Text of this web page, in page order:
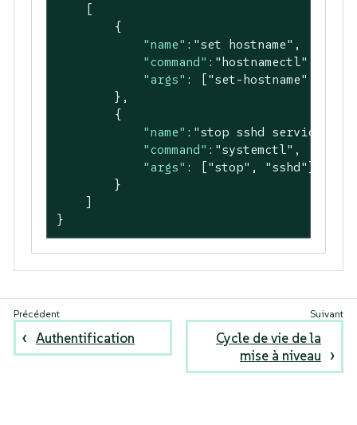
    [
        {
"name" : "set hostname" ,
"command" : "hostnamectl"
"args" : ["set-hostname"
        },
        {
"name" : "stop sshd service"
"command" : "systemctl" ,
"args" : ["stop" , "sshd"]
        }
    ]
}
Authentification
Cycle de vie de la
mise à niveau